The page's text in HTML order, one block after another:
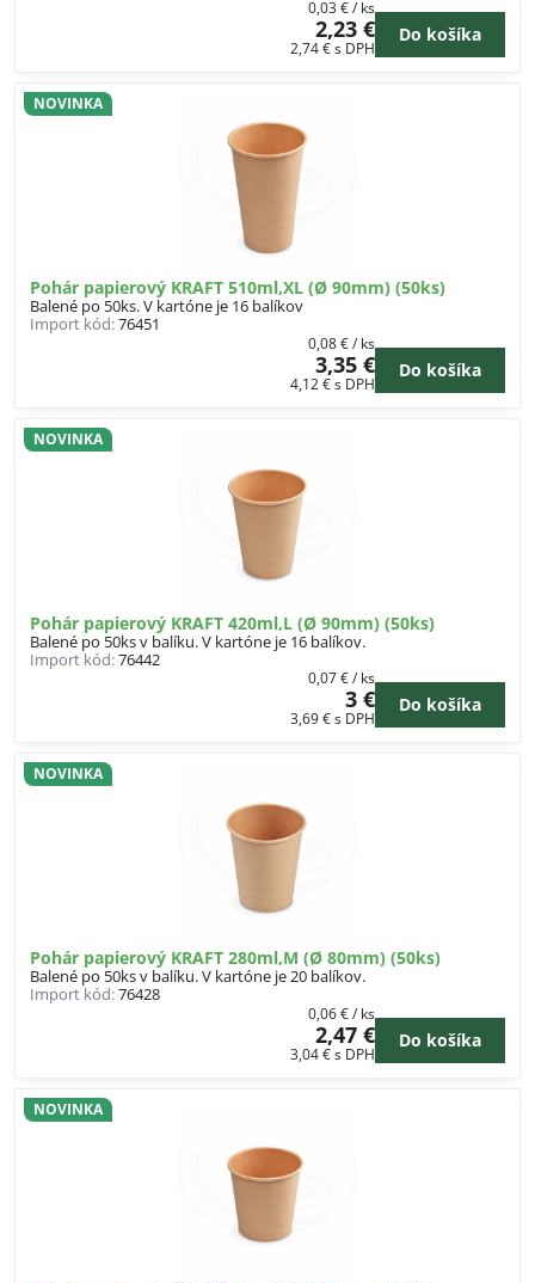
2,23 €
2,74 €s DPH
0,03 €/ ks
Do košíka
Pohár papierový KRAFT 510ml,XL (Ø 90mm) (50ks)
NOVINKA
Balené po 50ks. V kartóne je 16 balíkov
Import kód:76451
3,35 €
4,12 €s DPH
0,08 €/ ks
Do košíka
Pohár papierový KRAFT 420ml,L (Ø 90mm) (50ks)
NOVINKA
Balené po 50ks v balíku. V kartóne je 16 balíkov.
Import kód:76442
3 €
3,69 €s DPH
0,07 €/ ks
Do košíka
Pohár papierový KRAFT 280ml,M (Ø 80mm) (50ks)
NOVINKA
Balené po 50ks v balíku. V kartóne je 20 balíkov.
Import kód:76428
2,47 €
3,04 €s DPH
0,06 €/ ks
Do košíka
NOVINKA